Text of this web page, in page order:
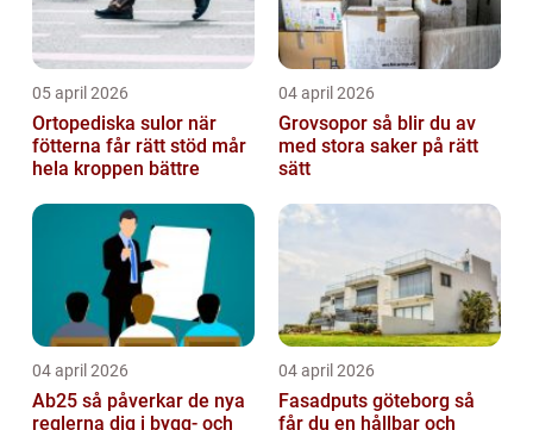
05 april 2026
Ortopediska sulor när
fötterna får rätt stöd mår
hela kroppen bättre
04 april 2026
Grovsopor så blir du av
med stora saker på rätt
sätt
04 april 2026
Ab25 så påverkar de nya
reglerna dig i bygg- och
04 april 2026
Fasadputs göteborg så
får du en hållbar och